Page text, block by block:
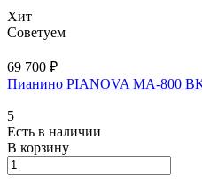
Хит
Советуем
69 700 ₽
Пианино PIANOVA MA-800
5
Есть в наличии
В корзину